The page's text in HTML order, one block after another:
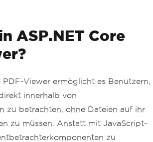
ASP.NET Core
PDF-Viewer ermöglicht es Benutzern,
innerhalb von
zu betrachten, ohne Dateien auf ihr
zu müssen. Anstatt mit JavaScript-
zu